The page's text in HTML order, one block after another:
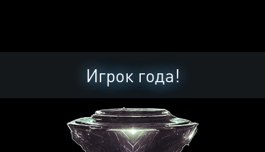
Игрок года!